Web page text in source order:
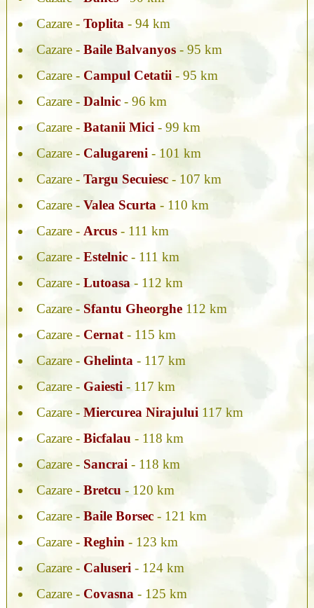
Cazare - Toplita - 94 km
Cazare - Baile Balvanyos- 95 km
Cazare - Campul Cetatii - 95 km
Cazare - Dalnic- 96 km
Cazare - Batanii Mici - 99 km
Cazare - Calugareni - 101 km
Cazare - Targu Secuiesc- 107 km
Cazare - Valea Scurta - 110 km
Cazare - Arcus- 111 km
Cazare - Estelnic- 111 km
Cazare - Lutoasa - 112 km
Cazare - Sfantu Gheorghe112 km
Cazare - Cernat- 115 km
Cazare - Ghelinta - 117 km
Cazare - Gaiesti - 117 km
Cazare - Miercurea Nirajului 117 km
Cazare - Bicfalau - 118 km
Cazare - Sancrai - 118 km
Cazare - Bretcu - 120 km
Cazare - Baile Borsec- 121 km
Cazare - Reghin - 123 km
Cazare - Caluseri - 124 km
Cazare - Covasna - 125 km